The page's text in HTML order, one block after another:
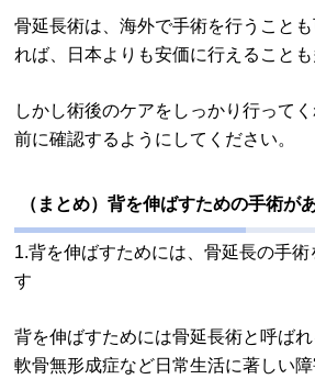
骨延長術は、海外で手術を行うこと
れば、日本よりも安価に行えることも
しかし術後のケアをしっかり行って
前に確認するようにしてください。
（まとめ）背を伸ばすための手術が
1.背を伸ばすためには、骨延長の手
す
背を伸ばすためには骨延長術と呼ばれ
軟骨無形成症など日常生活に著しい障